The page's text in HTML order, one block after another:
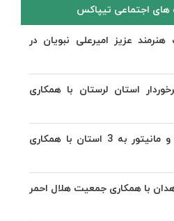
های اجتماعی تیپاکس
عزیز امیرعلی نبویان در
استان لرستان با همکاری
ارسال کیف کمک‌های اولیه و مانیتور به 3 استان با همکاری
با همکاری جمعیت هلال احمر